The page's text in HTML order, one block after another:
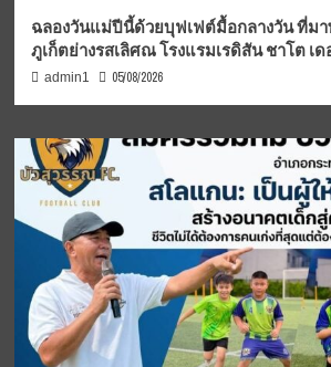
ฉลองวันแม่ปีนี้ด้วยบุฟเฟต์มื้อกลางวัน ที่ม
ภูเก็ตย่างรสเลิศณ โรงแรมเรดิสัน ชาโต เ
admin1 05/08/2026